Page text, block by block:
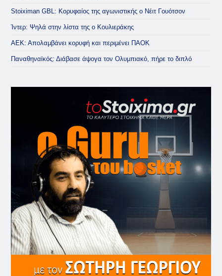
Stoiximan GBL: Κορυφαίος της αγωνιστικής ο Νέιτ Γουότσον
Ίντερ: Ψηλά στην λίστα της ο Κουλιεράκης
ΑΕΚ: Απολαμβάνει κορυφή και περιμένει ΠΑΟΚ
Παναθηναϊκός: Διάβασε άψογα τον Ολυμπιακό, πήρε το διπλό